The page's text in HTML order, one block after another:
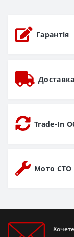
Гарантія
Доставка
Trade-In
Мото СТО